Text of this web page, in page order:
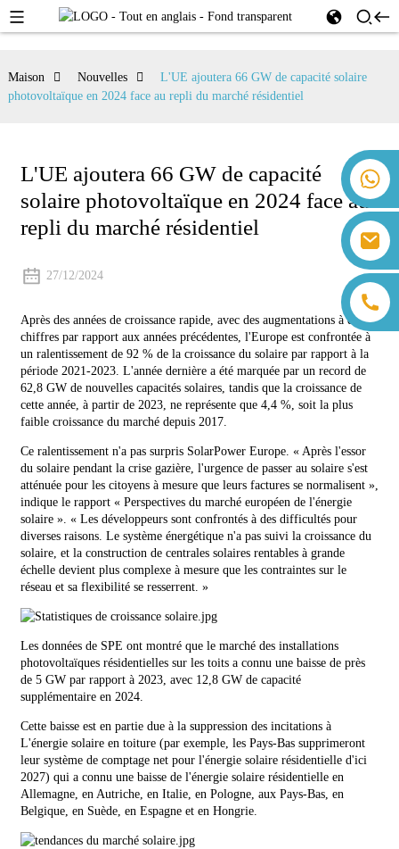
+86 18259071452 Hanna Lee
+86 13559179905 Sally Chen
+86 18350266301 Iris Hong
sales@farsunpv.com
Maison Nouvelles
L'UE ajoutera 66 GW de capacité solaire
photovoltaïque en 2024 face au repli du marché résidentiel
L'UE ajoutera 66 GW de capacité
solaire photovoltaïque en 2024 face au
repli du marché résidentiel
27/12/2024
Après des années de croissance rapide, avec des augmentations à deux
chiffres par rapport aux années précédentes, l'Europe est confrontée à
un ralentissement de 92 % de la croissance du solaire par rapport à la
période 2021-2023. L'année dernière a été marquée par un record de
62,8 GW de nouvelles capacités solaires, tandis que la croissance de
cette année, à partir de 2023, ne représente que 4,4 %, soit la plus
faible croissance du marché depuis 2017.
Ce ralentissement n'a pas surpris SolarPower Europe. « Après l'essor
du solaire pendant la crise gazière, l'urgence de passer au solaire s'est
atténuée pour les citoyens à mesure que leurs factures se normalisent »,
indique le rapport « Perspectives du marché européen de l'énergie
solaire ». « Les développeurs sont confrontés à des difficultés pour
diverses raisons. Le système énergétique n'a pas suivi la croissance du
solaire, et la construction de centrales solaires rentables à grande
échelle devient plus complexe à mesure que les contraintes sur le
réseau et sa flexibilité se resserrent. »
Les données de SPE ont montré que le marché des installations
photovoltaïques résidentielles sur les toits a connu une baisse de près
de 5 GW par rapport à 2023, avec 12,8 GW de capacité
supplémentaire en 2024.
Cette baisse est en partie due à la suppression des incitations à
L'énergie solaire en toiture (par exemple, les Pays-Bas supprimeront
leur système de comptage net pour l'énergie solaire résidentielle d'ici
2027) qui a connu une baisse de l'énergie solaire résidentielle en
Allemagne, en Autriche, en Italie, en Pologne, aux Pays-Bas, en
Belgique, en Suède, en Espagne et en Hongrie.